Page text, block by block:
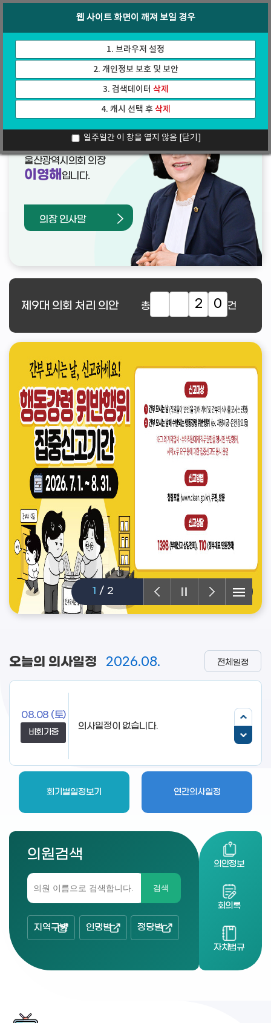
가
기
인터넷방송
웹 사이트 화면이 깨져 보일 경우
1. 브라우저 설정
2. 개인정보 보호 및 보안
3. 검색데이터 삭제
4. 캐시 선택 후삭제
일주일간 이 창을 열지 않음 [닫기]
1 / 2
열린의장실
울산광역시의회 의장
이영해 입니다.
의장 인사말
제9대 의회 처리 의안 총 2 0 건
오늘의 의사일정 2026.08.
08.08 (토)
비회기중
의사일정이 없습니다.
회기별일정보기 연간의사일정
전체일정
의원검색
검색
지역구별 인명별 정당별
의안정보
회의록
자치법규